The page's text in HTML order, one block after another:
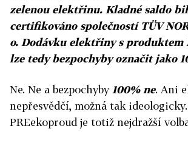
zelenou elektřinu. Kladné saldo
certifikováno společností TÜV
o. Dodávku elektřiny s produktem
lze tedy bezpochyby označit jako
Ne. Ne a bezpochyby 100% ne. Ani
nepřesvědčí, možná tak
PREekoproud je totiž nejdražší